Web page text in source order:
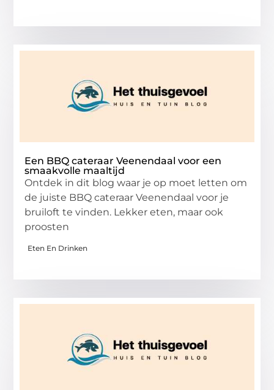
Een BBQ cateraar Veenendaal voor een
smaakvolle maaltijd
Ontdek in dit blog waar je op moet letten om
de juiste BBQ cateraar Veenendaal voor je
bruiloft te vinden. Lekker eten, maar ook
proosten
Eten En Drinken